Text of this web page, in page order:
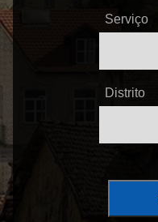
Serviço
Distrito